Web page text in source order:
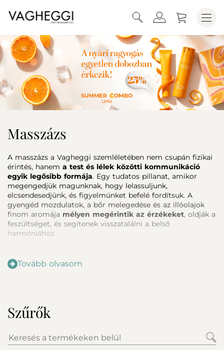
Masszázs
A masszázs a Vagheggi szemléletében nem csupán fizikai
érintés, hanem a test és lélek közötti kommunikáció
egyik legősibb formája. Egy tudatos pillanat, amikor
megengedjük magunknak, hogy lelassuljunk,
elcsendesedjünk, és figyelmünket befelé fordítsuk. A
gyengéd mozdulatok, a bőr melegedése és az illóolajok
finom aromája mélyen megérintik az érzékeket, oldják a
feszültséget, és segítenek visszatalálni a belső
harmóniához.
Tovább olvasom
Szűrők